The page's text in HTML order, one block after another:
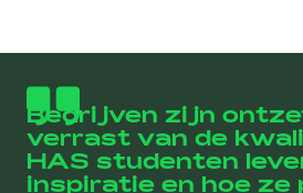
Bedrijven zijn
verrast van de
HAS studenten
inspiratie en hoe ze